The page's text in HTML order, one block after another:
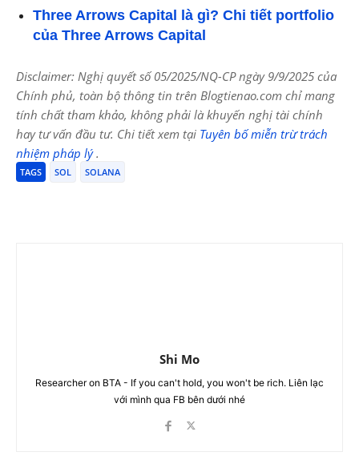
Three Arrows Capital là gì? Chi tiết portfolio
của Three Arrows Capital
Disclaimer: Nghị quyết số 05/2025/NQ-CP ngày 9/9/2025 của
Chính phủ, toàn bộ thông tin trên Blogtienao.com chỉ mang
tính chất tham khảo, không phải là khuyến nghị tài chính
hay tư vấn đầu tư. Chi tiết xem tại Tuyên bố miễn trừ trách
nhiệm pháp lý.
TAGS SOL SOLANA
Shi Mo
Researcher on BTA - If you can't hold, you won't be rich. Liên lạc
với mình qua FB bên dưới nhé